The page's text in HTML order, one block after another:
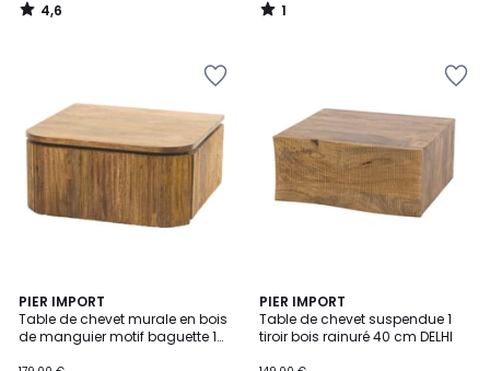
4,6
/
1
/
PIER IMPORT
Table de chevet murale en bois
de manguier motif baguette 1
PIER IMPORT
Table de chevet suspendue 1
tiroir bois rainuré 40 cm DELHI